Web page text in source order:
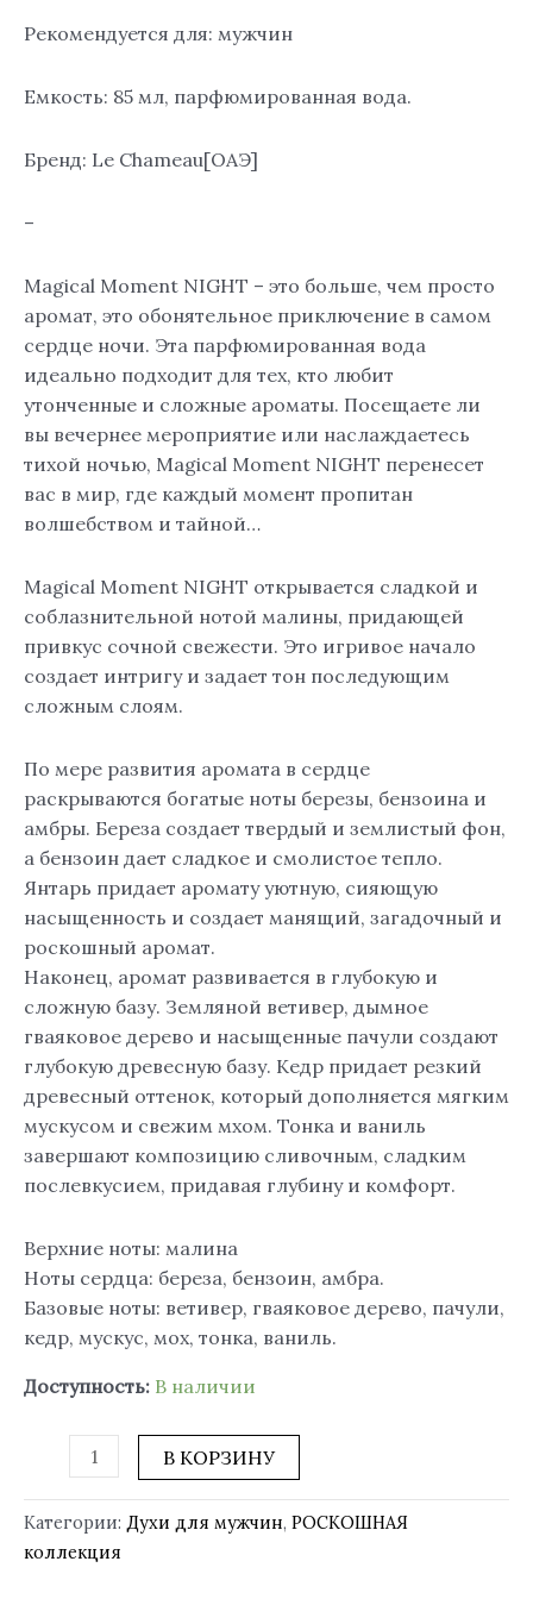
Рекомендуется для: мужчин
Емкость: 85 мл, парфюмированная вода.
Бренд: Le Chameau[ОАЭ]
–
Magical Moment NIGHT – это больше, чем просто
аромат, это обонятельное приключение в самом
сердце ночи. Эта парфюмированная вода
идеально подходит для тех, кто любит
утонченные и сложные ароматы. Посещаете ли
вы вечернее мероприятие или наслаждаетесь
тихой ночью, Magical Moment NIGHT перенесет
вас в мир, где каждый момент пропитан
волшебством и тайной…
Magical Moment NIGHT открывается сладкой и
соблазнительной нотой малины, придающей
привкус сочной свежести. Это игривое начало
создает интригу и задает тон последующим
сложным слоям.
По мере развития аромата в сердце
раскрываются богатые ноты березы, бензоина и
амбры. Береза ​​создает твердый и землистый фон,
а бензоин дает сладкое и смолистое тепло.
Янтарь придает аромату уютную, сияющую
насыщенность и создает манящий, загадочный и
роскошный аромат.
Наконец, аромат развивается в глубокую и
сложную базу. Земляной ветивер, дымное
гваяковое дерево и насыщенные пачули создают
глубокую древесную базу. Кедр придает резкий
древесный оттенок, который дополняется мягким
мускусом и свежим мхом. Тонка и ваниль
завершают композицию сливочным, сладким
послевкусием, придавая глубину и комфорт.
Верхние ноты: малина
Ноты сердца: береза, бензоин, амбра.
Базовые ноты: ветивер, гваяковое дерево, пачули,
кедр, мускус, мох, тонка, ваниль.
Доступность: В наличии
В КОРЗИНУ
Категории: Духи для мужчин, РОСКОШНАЯ
коллекция